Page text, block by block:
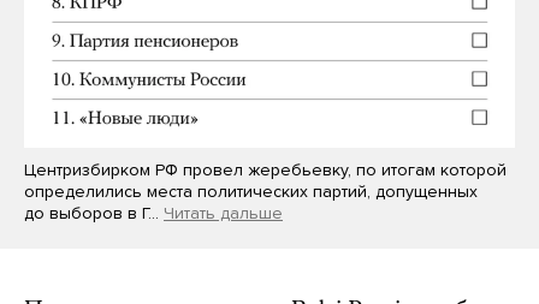
Центризбирком РФ провел жеребьевку, по итогам которой
определились места политических партий, допущенных
до выборов в Г… Читать дальше